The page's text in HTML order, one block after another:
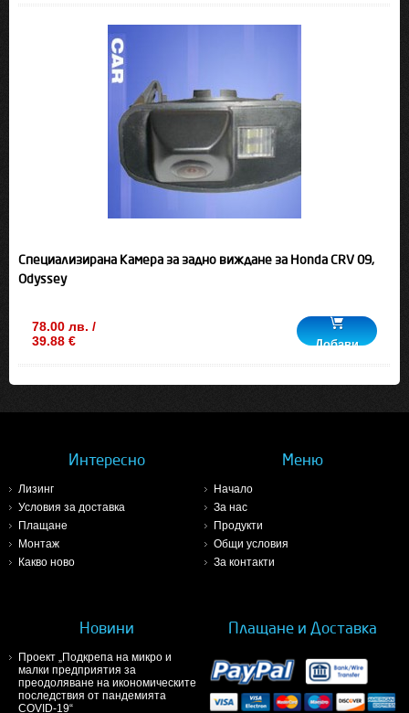
Специализирана Камера за задно виждане за Honda CRV 09,
Odyssey
78.00 лв. /
39.88 €
Добави
Интересно
Лизинг
Условия за доставка
Плащане
Монтаж
Какво ново
Меню
Начало
За нас
Продукти
Общи условия
За контакти
Новини
Проект „Подкрепа на микро и
малки предприятия за
преодоляване на икономическите
последствия от пандемията
COVID-19“
Плащане и Доставка